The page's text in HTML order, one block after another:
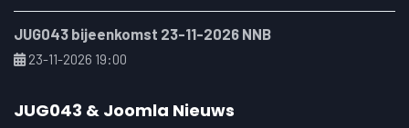
JUG043 bijeenkomst 23-11-2026 NNB
23-11-2026 19:00
JUG043 & Joomla Nieuws